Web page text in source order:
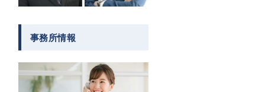
事務所情報